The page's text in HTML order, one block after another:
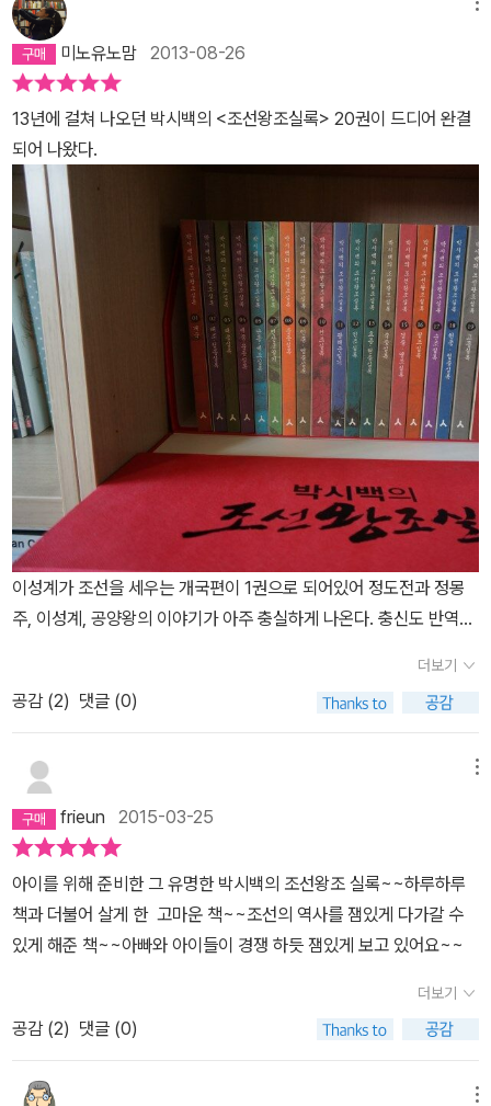
표현했다. 시도 때도 없이 나오는 유행어나 말장난으로 이야기를 재
미있게 끌어가려는 것은, 만화의 질을 떨어뜨리는 것이다. 그런 만화
책은 독자들이 이야기를 즐기도록 이끌지 못하고, 말장난을 배우거나
가볍게 생각하는 독서 습관을 만들기도 한다. 만화책이 저질이라 욕
을 먹었던 것도 그런 이유 때문이기도 하다. 《박시백의 조선왕조실
록》은 ‘지식’과 ‘재미’를 적절히 조화해 온 가족이 함께 보는 교양만화
로서 균형을 잡고 있다.
미노유노맘 2013-08-26
13년에 걸쳐 나오던 박시백의 <조선왕조실록> 20권이 드디어 완결
되어 나왔다.
이성계가 조선을 세우는 개국편이 1권으로 되어있어 정도전과 정몽
주, 이성계, 공양왕의 이야기가 아주 충실하게 나온다. 충신도 반역도
읽다보니 조선에 대해 더 애정하게 된다.물론 왕조실록이다보니 조선
등은 사관의 기록으로는 남겨지지 않았다. 이 실록을 뼈대로 살을 더
무제 표현에선 정말~~ ㅎㅎ 감탄스럽다.
더보기
공감 (2) 댓글 (0)
frieun 2015-03-25
아이를 위해 준비한 그 유명한 박시백의 조선왕조 실록~~하루하루
책과 더불어 살게 한 고마운 책~~조선의 역사를 잼있게 다가갈 수
있게 해준 책~~아빠와 아이들이 경쟁 하듯 잼있게 보고 있어요~~
더보기
공감 (2) 댓글 (0)